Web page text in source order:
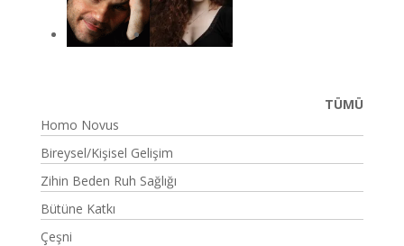
TÜMÜ
Homo Novus
Bireysel/Kişisel Gelişim
Zihin Beden Ruh Sağlığı
Bütüne Katkı
Çeşni